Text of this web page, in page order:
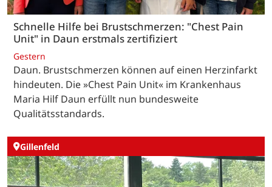
Schnelle Hilfe bei Brustschmerzen: "Chest Pain
Unit" in Daun erstmals zertifiziert
Gestern
Daun. Brustschmerzen können auf einen Herzinfarkt
hindeuten. Die »Chest Pain Unit« im Krankenhaus
Maria Hilf Daun erfüllt nun bundesweite
Qualitätsstandards.
Gillenfeld